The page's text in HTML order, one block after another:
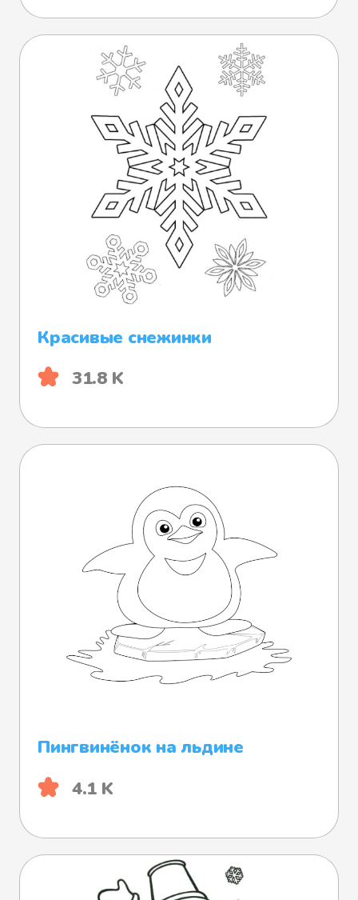
Красивые снежинки
31.8 K
Пингвинёнок на льдине
4.1 K